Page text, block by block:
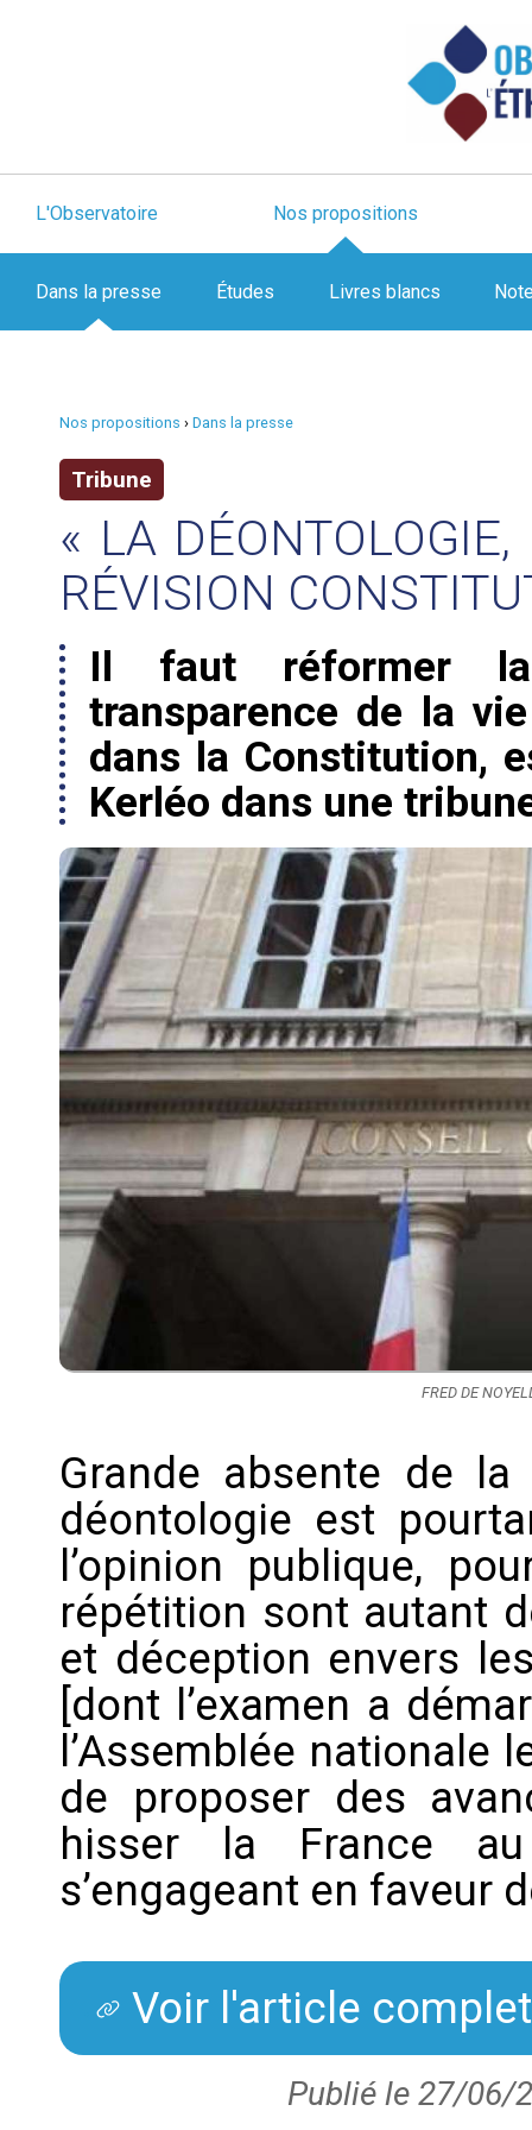
L'Observatoire Nos propositions
Dans la presse Études Livres blancs
Nos propositions › Dans la presse
Tribune
« LA
RÉVISION
Il faut réformer
transparence de la
dans la Constitution,
Kerléo dans une
FRED DE
Grande absente de
déontologie est
l’opinion publique,
répétition sont autant
et déception envers
[dont l’examen a
l’Assemblée nationale
de proposer des
hisser la France
s’engageant en faveur
Voir l'article
Publié le 27/06/